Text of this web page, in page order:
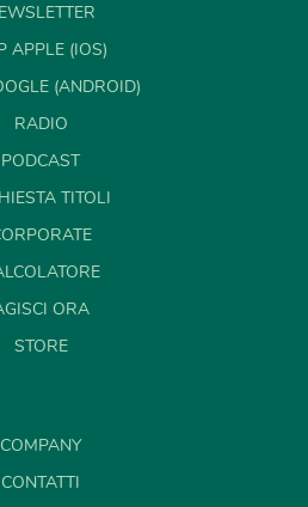
APPLE (IOS)
(ANDROID)
RADIO
PODCAST
TITOLI
ORA
STORE
COMPANY
CONTATTI